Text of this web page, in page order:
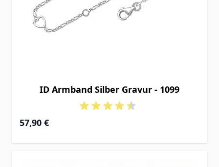
ID Armband Silber Gravur - 1099
Ab
57,90 €